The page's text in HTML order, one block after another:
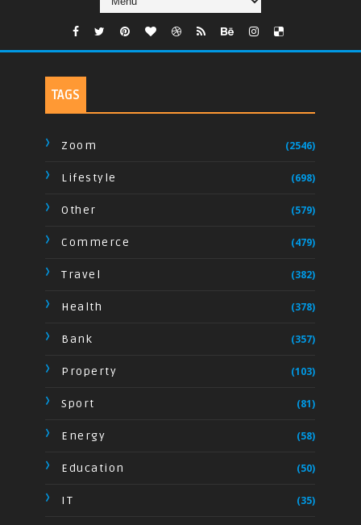
TAGS
Zoom (2546)
Lifestyle (698)
Other (579)
Commerce (479)
Travel (382)
Health (378)
Bank (357)
Property (103)
Sport (81)
Energy (58)
Education (50)
IT (35)